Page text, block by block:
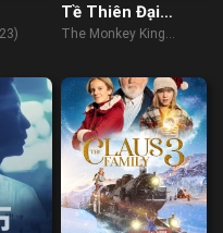
Tề Thiên Đại
Thánh
The Monkey King